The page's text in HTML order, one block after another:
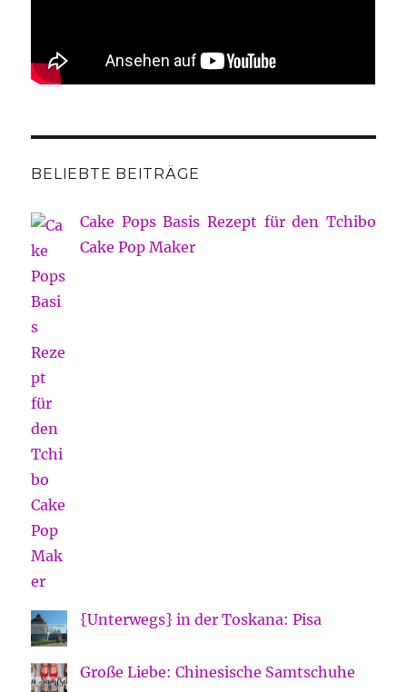
BELIEBTE BEITRÄGE
Cake Pops Basis Rezept für den Tchibo
Cake Pop Maker
{Unterwegs} in der Toskana: Pisa
Große Liebe: Chinesische Samtschuhe